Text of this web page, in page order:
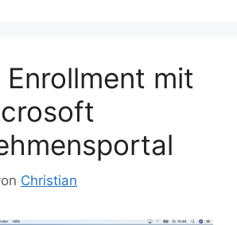
Enrollment mit
Christian